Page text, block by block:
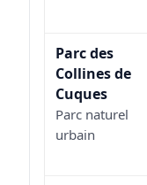
Parc des
Collines de
Cuques
Parc naturel
urbain